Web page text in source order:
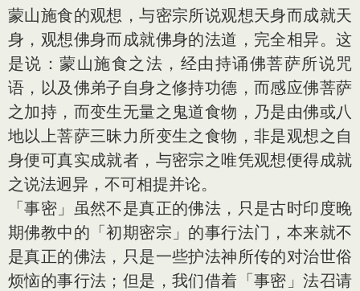
蒙山施食的观想，与密宗所说观想天身而成就天
身，观想佛身而成就佛身的法道，完全相异。这
是说：蒙山施食之法，经由持诵佛菩萨所说咒
语，以及佛弟子自身之修持功德，而感应佛菩萨
之加持，而变生无量之鬼道食物，乃是由佛或八
地以上菩萨三昧力所变生之食物，非是观想之自
身便可真实成就者，与密宗之唯凭观想便得成就
之说法迥异，不可相提并论。
「事密」虽然不是真正的佛法，只是古时印度晚
期佛教中的「初期密宗」的事行法门，本来就不
是真正的佛法，只是一些护法神所传的对治世俗
烦恼的事行法；但是，我们借着「事密」法召请